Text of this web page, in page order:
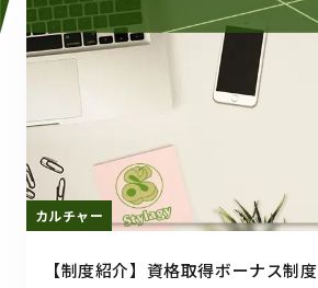
カルチャー
【制度紹介】資格取得ボーナス制度